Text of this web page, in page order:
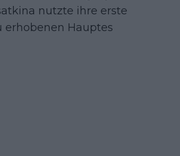
nutzte ihre erste
erhobenen Hauptes